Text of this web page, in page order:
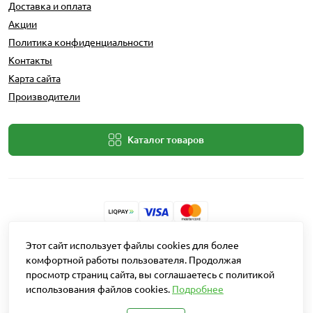
Доставка и оплата
Акции
Политика конфиденциальности
Контакты
Карта сайта
Производители
Каталог товаров
Разработчик: Intent Solutions
Работает наOpenCart "Русская сборка"
Агро Рітейл © 2026
Этот сайт использует файлы cookies для более
комфортной работы пользователя. Продолжая
просмотр страниц сайта, вы соглашаетесь с политикой
использования файлов cookies. Подробнее